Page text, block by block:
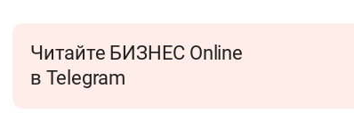
Читайте БИЗНЕС Online
в Telegram